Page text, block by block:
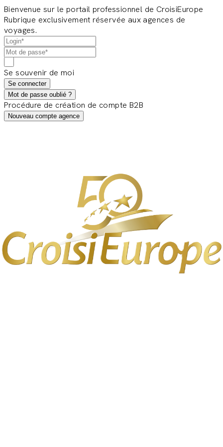
Bienvenue sur le portail professionnel de CroisiEurope
Rubrique exclusivement réservée aux agences de
voyages.
Se souvenir de moi
Se connecter
Mot de passe oublié ?
Procédure de création de compte B2B
Nouveau compte agence